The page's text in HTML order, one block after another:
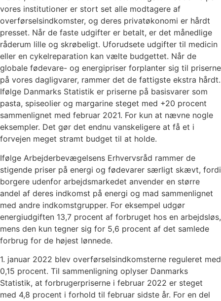
vores institutioner er stort set alle modtagere af
overførselsindkomster, og deres privatøkonomi er hårdt
presset. Når de faste udgifter er betalt, er det månedlige
råderum lille og skrøbeligt. Uforudsete udgifter til medicin
eller en cykelreparation kan vælte budgettet. Når de
globale fødevare- og energipriser forplanter sig til priserne
på vores dagligvarer, rammer det de fattigste ekstra hårdt.
Ifølge Danmarks Statistik er priserne på basisvarer som
pasta, spiseolier og margarine steget med +20 procent
sammenlignet med februar 2021. For kun at nævne nogle
eksempler. Det gør det endnu vanskeligere at få et i
forvejen meget stramt budget til at holde.
Ifølge Arbejderbevægelsens Erhvervsråd rammer de
stigende priser på energi og fødevarer særligt skævt, fordi
borgere udenfor arbejdsmarkedet anvender en større
andel af deres indkomst på energi og mad sammenlignet
med andre indkomstgrupper. For eksempel udgør
energiudgiften 13,7 procent af forbruget hos en arbejdsløs,
mens den kun tegner sig for 5,6 procent af det samlede
forbrug for de højest lønnede.
1. januar 2022 blev overførselsindkomsterne reguleret med
0,15 procent. Til sammenligning oplyser Danmarks
Statistik, at forbrugerpriserne i februar 2022 er steget
med 4,8 procent i forhold til februar sidste år. For en del